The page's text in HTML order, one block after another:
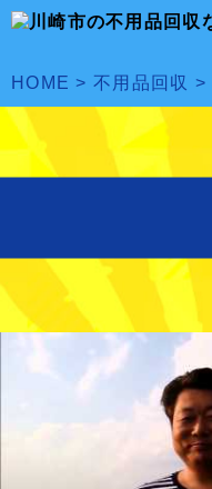
HOME > 不用品回収 >